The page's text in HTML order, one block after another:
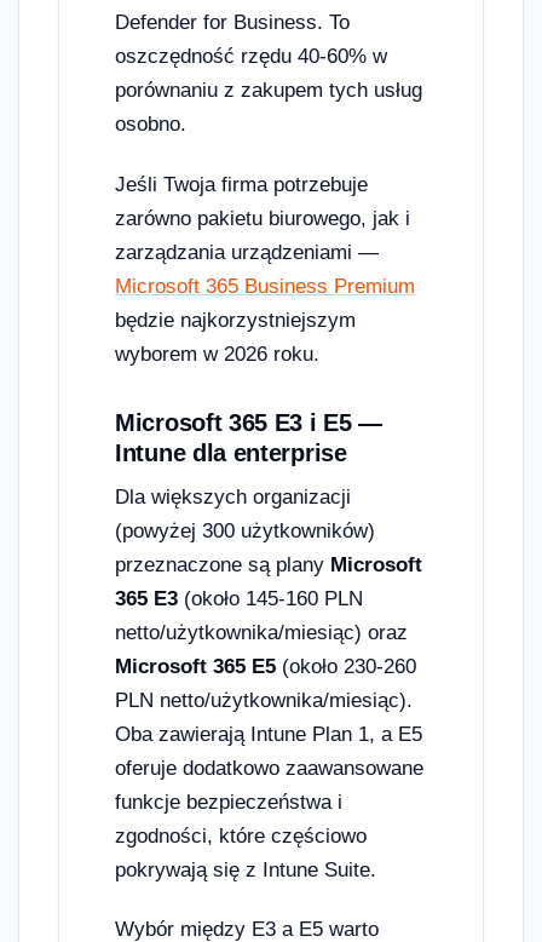
Defender for Business. To
oszczędność rzędu 40-60% w
porównaniu z zakupem tych usług
osobno.
Jeśli Twoja firma potrzebuje
zarówno pakietu biurowego, jak i
zarządzania urządzeniami —
Microsoft 365 Business Premium
będzie najkorzystniejszym
wyborem w 2026 roku.
Microsoft 365 E3 i E5 —
Intune dla enterprise
Dla większych organizacji
(powyżej 300 użytkowników)
przeznaczone są plany Microsoft
365 E3 (około 145-160 PLN
netto/użytkownika/miesiąc) oraz
Microsoft 365 E5 (około 230-260
PLN netto/użytkownika/miesiąc).
Oba zawierają Intune Plan 1, a E5
oferuje dodatkowo zaawansowane
funkcje bezpieczeństwa i
zgodności, które częściowo
pokrywają się z Intune Suite.
Wybór między E3 a E5 warto